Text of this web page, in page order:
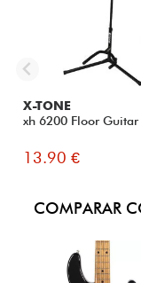
X-TONE
xh 6200 Floor Guitar
13.90 €
COMPARAR